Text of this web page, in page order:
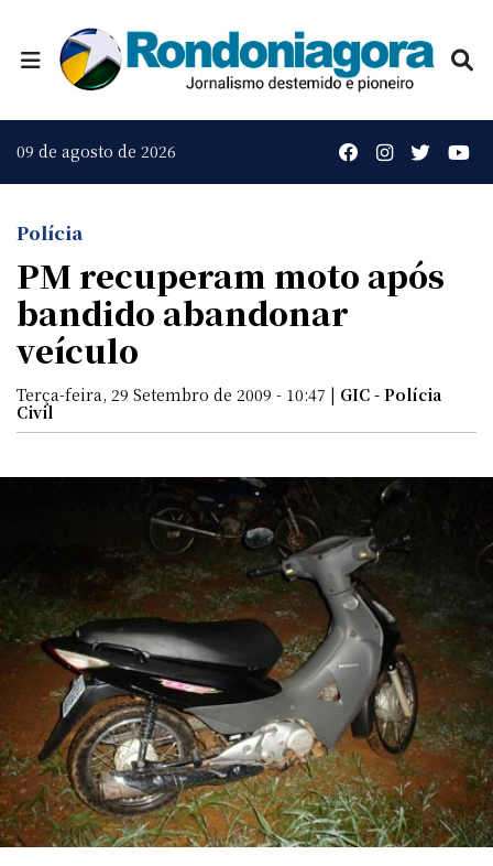
09 de agosto de 2026
Polícia
PM recuperam moto após
bandido abandonar
veículo
Terça-feira, 29 Setembro de 2009 - 10:47 | GIC - Polícia
Civil